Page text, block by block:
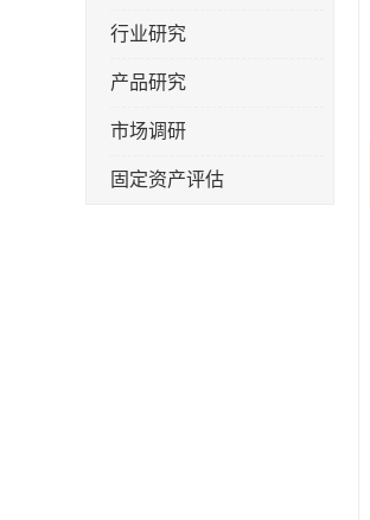
行业研究
产品研究
市场调研
固定资产评估